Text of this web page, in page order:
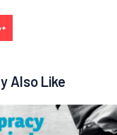
Also Like